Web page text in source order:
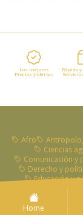
Los mejores
Precios y ofertas
Rápido
Servicio
Afro
Ciencias
Comunicación y
Derecho y
Educación y
Lingüística
Posteris lvmen
Home